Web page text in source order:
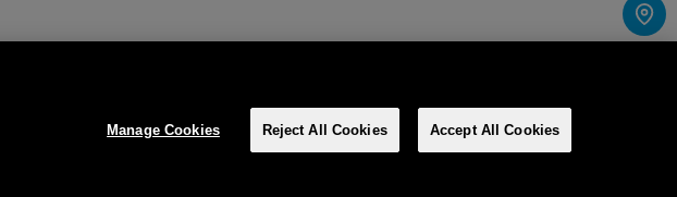
Manage Cookies Reject All Cookies Accept All Cookies